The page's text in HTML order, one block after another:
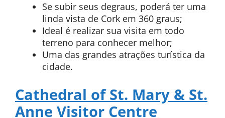
Se subir seus degraus, poderá ter uma
linda vista de Cork em 360 graus;
Ideal é realizar sua visita em todo
terreno para conhecer melhor;
Uma das grandes atrações turística da
cidade.
Cathedral of St. Mary & St.
Anne Visitor Centre